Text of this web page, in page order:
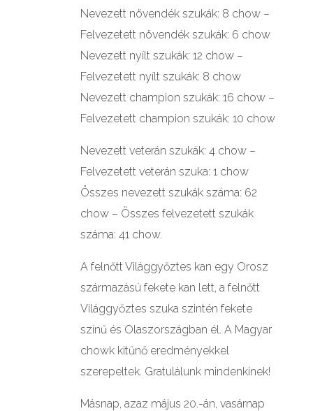
Nevezett növendék szukák: 8 chow –
Felvezetett növendék szukák: 6 chow
Nevezett nyílt szukák: 12 chow –
Felvezetett nyílt szukák: 8 chow
Nevezett champion szukák: 16 chow –
Felvezetett champion szukák: 10 chow
Nevezett veterán szukák: 4 chow –
Felvezetett veterán szuka: 1 chow
Összes nevezett szukák száma: 62
chow – Összes felvezetett szukák
száma: 41 chow.
A felnőtt Világgyőztes kan egy Orosz
származású fekete kan lett, a felnőtt
Világgyőztes szuka szintén fekete
színű és Olaszországban él. A Magyar
chowk kitűnő eredményekkel
szerepeltek. Gratulálunk mindenkinek!
Másnap, azaz május 20.-án, vasárnap